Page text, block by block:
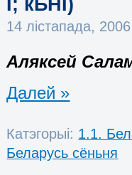
14 лістапада,
Аляксей
Далей »
Катэгорыі: 1.1.
Беларусь сёньня